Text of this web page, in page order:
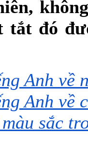
tắt đó
Anh về
Anh về
sắc